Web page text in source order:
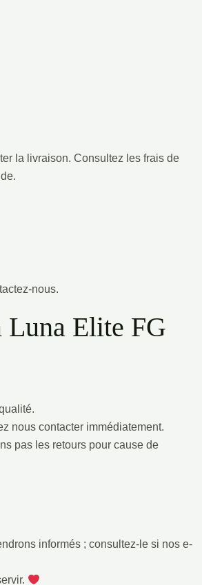
la livraison. Consultez les frais de
nous.
Luna Elite FG
nous contacter immédiatement.
pas les retours pour cause de
informés ; consultez-le si nos e-